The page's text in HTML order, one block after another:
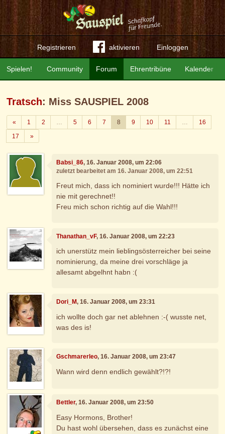
Registrieren aktivieren Einloggen
Community Forum Ehrentribüne Kalender
Spielen!
Tratsch: Miss SAUSPIEL 2008
«Zurück
1 2 … 5 6 7 8 9 10 11 …
16
17
»Weiter
Babsi_86, 16. Januar 2008, um 22:06
zuletzt bearbeitet am 16. Januar 2008, um 22:51
Freut mich, dass ich nominiert wurde!!! Hätte ich
nie mit gerechnet!!
Freu mich schon richtig auf die Wahl!!!
Thanathan_vF, 16. Januar 2008, um 22:23
ich unerstütz mein lieblingsösterreicher bei seine
nominierung, da meine drei vorschläge ja
allesamt abgelhnt habn :(
Dori_M, 16. Januar 2008, um 23:31
ich wollte doch gar net ablehnen :-( wusste net,
was des is!
Gschmarerleo, 16. Januar 2008, um 23:47
Wann wird denn endlich gewählt?!?!
Bettler, 16. Januar 2008, um 23:50
Easy Hormons, Brother!
Du hast wohl übersehen, dass es zunächst eine